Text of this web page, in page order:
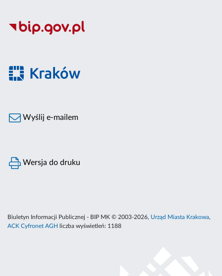
Wyślij e-mailem
Wersja do druku
Biuletyn Informacji Publicznej - BIP MK © 2003-2026, Urząd Miasta Krakowa,
ACK Cyfronet AGH
liczba wyświetleń: 1188